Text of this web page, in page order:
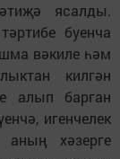
ясалды.
буенча
вәкиле һәм
килгән
алып барган
игенчелек
аның хәзерге